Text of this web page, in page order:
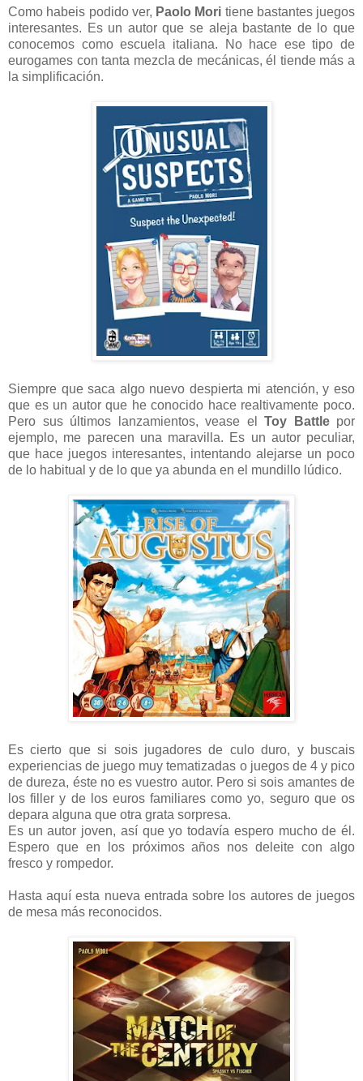
Como habeis podido ver, Paolo Mori tiene bastantes juegos
interesantes. Es un autor que se aleja bastante de lo que
conocemos como escuela italiana. No hace ese tipo de
eurogames con tanta mezcla de mecánicas, él tiende más a
la simplificación.
Siempre que saca algo nuevo despierta mi atención, y eso
que es un autor que he conocido hace realtivamente poco.
Pero sus últimos lanzamientos, vease el Toy Battlepor
ejemplo, me parecen una maravilla. Es un autor peculiar,
que hace juegos interesantes, intentando alejarse un poco
de lo habitual y de lo que ya abunda en el mundillo lúdico.
Es cierto que si sois jugadores de culo duro, y buscais
experiencias de juego muy tematizadas o juegos de 4 y pico
de dureza, éste no es vuestro autor. Pero si sois amantes de
los filler y de los euros familiares como yo, seguro que os
depara alguna que otra grata sorpresa.
Es un autor joven, así que yo todavía espero mucho de él.
Espero que en los próximos años nos deleite con algo
fresco y rompedor.
Hasta aquí esta nueva entrada sobre los autores de juegos
de mesa más reconocidos.